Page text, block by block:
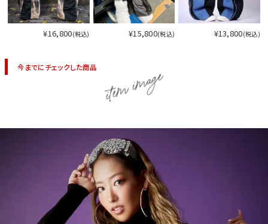
¥16,800(税込) ¥15,800(税込) ¥13,800(税込)
今までにチェックした商品 item image